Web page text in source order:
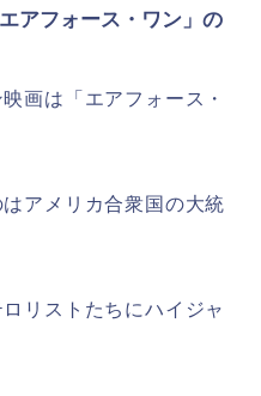
アフォース・ワン」の
画は「エアフォース・
アメリカ合衆国の大統
リストたちにハイジャ